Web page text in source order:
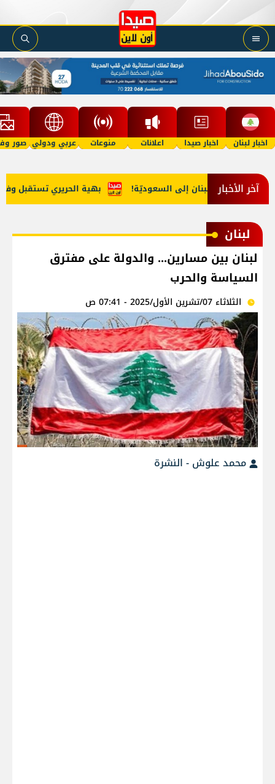
اخبار لبنان اخبار صيدا اعلانات منوعات عربي ودولي صور
آخر الأخبار بهية الحريري تستقبل وفداً مخدّرات من لبنان إلى السعوديّة!
لبنان
لبنان بين مسارين... والدولة على مفترق
السياسة والحرب
الثلاثاء 07/تشرين الأول/2025 - 07:41 ص
محمد علوش - النشرة